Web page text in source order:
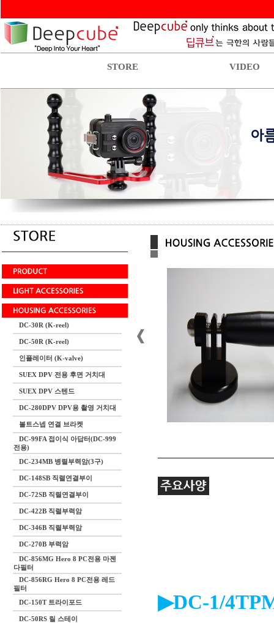
STORE VIDEO
DC-30R (K-reel)
DC-50R (K-reel)
인플레이터 (K-valve)
SUEX DPV 전용 후면 거치대
SUEX DPV 스텐드
DC-280DPV DPV용 촬영 거치대
볼트스넵 연결 브라켓
DC-99FA 접이식 아답터(DC-999
전용)
DC-234MB 병렬부력암(3구)
DC-148SB 직렬연결부이
DC-72SB 직렬연결부이
DC-422B 직렬부력암
DC-346B 직렬부력암
DC-270B 부력암
DC-856MG Hero 8 PC전용 마젠
다필터
DC-856RG Hero 8 PC전용 레드
필터
DC-150T 트라이포드
DC-50RS 릴 스테이
▶DC-1/